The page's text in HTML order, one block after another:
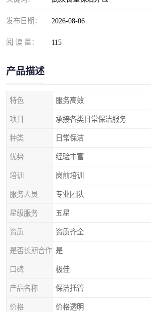
发布日期： 2026-08-06
阅 读 量： 115
产品描述
特色 服务高效
项目 承接各类日常保洁服务
种类 日常保洁
优势 经验丰富
培训 岗前培训
服务人员 专业团队
星级服务 五星
资质 资质齐全
是否长期合作 是
口碑 极佳
产品名称 保洁托管
价格 价格透明